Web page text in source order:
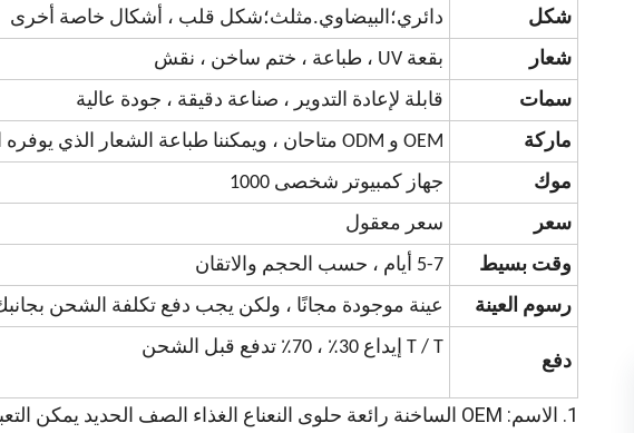
شكل
دائري؛البيضاوي.مثلث؛شكل قلب ، أشكال خاصة أخرى
شعار
بقعة UV ، طباعة ، ختم ساخن ، نقش
سمات
قابلة لإعادة التدوير ، صناعة دقيقة ، جودة عالية
ماركة
OEM و ODM متاحان ، ويمكننا طباعة الشعار الذي يوفره العملاء
موك
جهاز كمبيوتر شخصى 1000
سعر
سعر معقول
وقت بسيط
5-7 أيام ، حسب الحجم والاتقان
رسوم العينة
عينة موجودة مجانًا ، ولكن يجب دفع تكلفة الشحن
دفع
T / T إيداع 30٪ ، 70٪ تدفع قبل الشحن
1. الاسم: OEM الساخنة رائعة حلوى النعناع الغذاء الصف الحديد يمكن التعبئة